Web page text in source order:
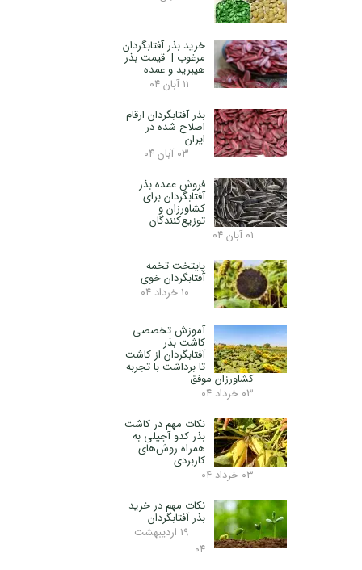
خرید بذر آفتابگردان
مرغوب | قیمت بذر
هیبرید و عمده
۱۱ آبان ۰۴
بذر آفتابگردان ارقام
اصلاح شده در
ایران
۰۳ آبان ۰۴
فروش عمده بذر
آفتابگردان برای
کشاورزان و
توزیع‌کنندگان
۰۱ آبان ۰۴
پایتخت تخمه
آفتابگردان خوی
۱۰ خرداد ۰۴
آموزش تخصصی
کاشت بذر
آفتابگردان از کاشت
تا برداشت با تجربه
کشاورزان موفق
۰۳ خرداد ۰۴
نکات مهم در کاشت
بذر کدو آجیلی به
همراه روش‌های
کاربردی
۰۳ خرداد ۰۴
نکات مهم در خرید
بذر آفتابگردان
۱۹ اردیبهشت
۰۴